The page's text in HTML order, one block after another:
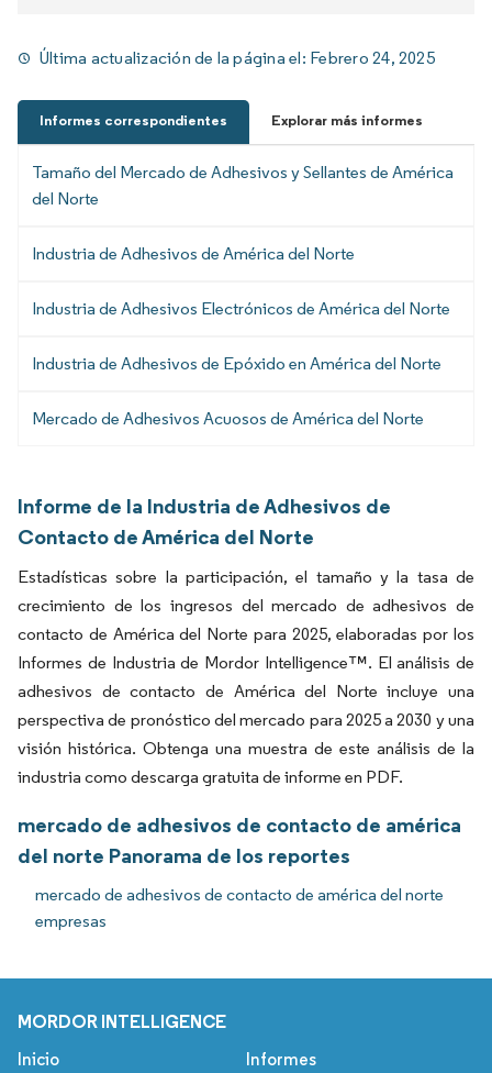
Última actualización de la página el: Febrero 24, 2025
Informes correspondientes Explorar más informes
Tamaño del Mercado de Adhesivos y Sellantes de América
del Norte
Industria de Adhesivos de América del Norte
Industria de Adhesivos Electrónicos de América del Norte
Industria de Adhesivos de Epóxido en América del Norte
Mercado de Adhesivos Acuosos de América del Norte
Informe de la Industria de Adhesivos de
Contacto de América del Norte
Estadísticas sobre la participación, el tamaño y la tasa de
crecimiento de los ingresos del mercado de adhesivos de
contacto de América del Norte para 2025, elaboradas por los
Informes de Industria de Mordor Intelligence™. El análisis de
adhesivos de contacto de América del Norte incluye una
perspectiva de pronóstico del mercado para 2025 a 2030 y una
visión histórica. Obtenga una muestra de este análisis de la
industria como descarga gratuita de informe en PDF.
mercado de adhesivos de contacto de américa
del norte Panorama de los reportes
mercado de adhesivos de contacto de américa del norte
empresas
MORDOR INTELLIGENCE
Inicio Informes